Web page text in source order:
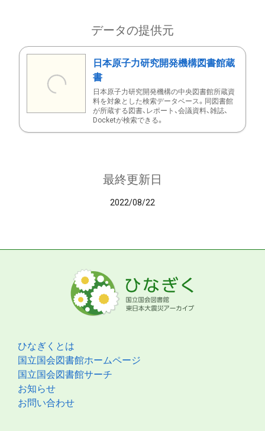
データの提供元
日本原子力研究開発機構図書館蔵
書
日本原子力研究開発機構の中央図書館所蔵資
料を対象とした検索データベース。同図書館
が所蔵する図書、レポート、会議資料、雑誌、
Docketが検索できる。
最終更新日
2022/08/22
ひなぎくとは
国立国会図書館ホームページ
国立国会図書館サーチ
お知らせ
お問い合わせ